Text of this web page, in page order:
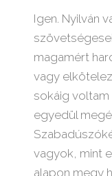
Igen. Nyilván
magamért
vagy
sokáig
egyedül
vagyok, mint
alapon megy